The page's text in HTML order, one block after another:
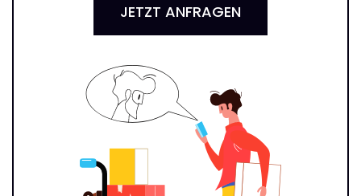
JETZT ANFRAGEN